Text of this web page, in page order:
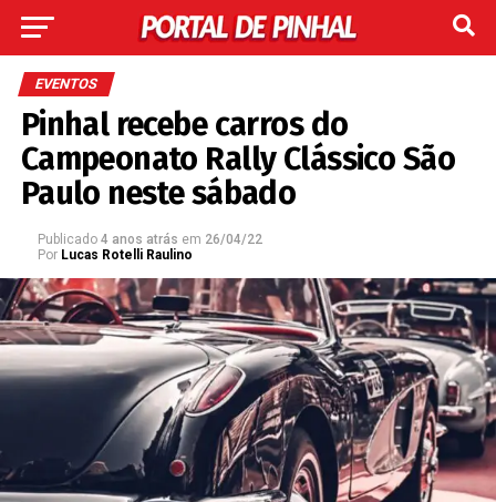
EVENTOS
Pinhal recebe carros do
Campeonato Rally Clássico São
Paulo neste sábado
Publicado 4 anos atrás em 26/04/22
Por Lucas Rotelli Raulino